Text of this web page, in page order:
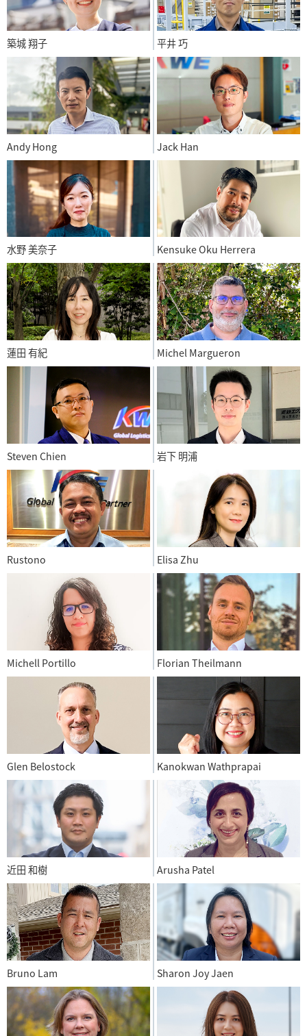
築城 翔子 平井 巧
Andy Hong Jack Han
水野 美奈子 Kensuke Oku Herrera
蓮田 有紀 Michel Margueron
Steven Chien 岩下 明浦
Rustono Elisa Zhu
Michell Portillo Florian Theilmann
Glen Belostock Kanokwan Wathprapai
近田 和樹 Arusha Patel
Bruno Lam Sharon Joy Jaen